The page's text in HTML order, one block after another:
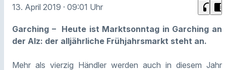
13. April 2019 · 09:01 Uhr headphones chrome_reader_mode
Garching – Heute ist Marktsonntag in Garching an
der Alz: der alljährliche Frühjahrsmarkt steht an.
Mehr als vierzig Händler werden auch in diesem Jahr